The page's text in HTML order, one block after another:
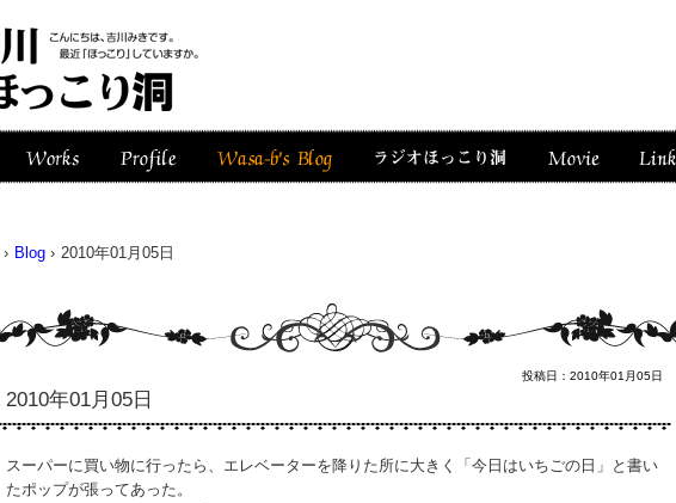
› Blog › 2010年01月05日
投稿日：2010年01月05日
2010年01月05日
スーパーに買い物に行ったら、エレベーターを降りた所に大きく「今日はいちごの日」と書い
たポップが張ってあった。